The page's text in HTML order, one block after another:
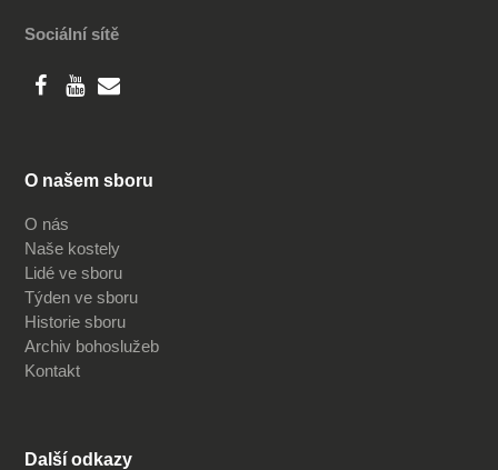
Sociální sítě
O našem sboru
O nás
Naše kostely
Lidé ve sboru
Týden ve sboru
Historie sboru
Archiv bohoslužeb
Kontakt
Další odkazy